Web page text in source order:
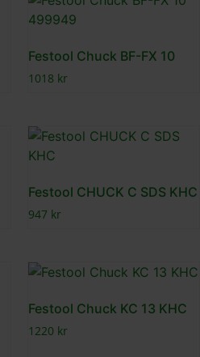
Festool Chuck BF-FX 10
1018 kr
Festool CHUCK C SDS KHC
947 kr
Festool Chuck KC 13 KHC
1220 kr